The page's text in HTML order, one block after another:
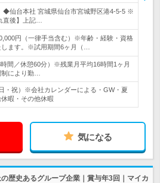
◆仙台本社 宮城県仙台市宮城野区港4-5-5 ※
直後】上記…
円（一律手当含む）※年齢・経験・資格
します。※試用期間6ヶ月（…
間／休憩60分）※残業月平均16時間1ヶ月
により勤…
・祝）※会社カレンダーによる・GW・夏
暇・その他休暇
気になる
歴史あるグループ企業｜賞与年3回｜マイカ